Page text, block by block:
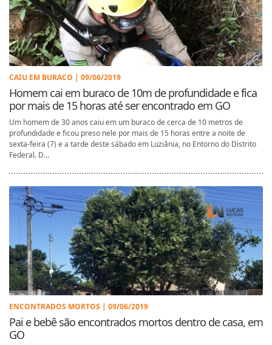
CAIU EM BURACO | 09/06/2019
Homem cai em buraco de 10m de profundidade e fica
por mais de 15 horas até ser encontrado em GO
Um homem de 30 anos caiu em um buraco de cerca de 10 metros de
profundidade e ficou preso nele por mais de 15 horas entre a noite de
sexta-feira (7) e a tarde deste sábado em Luziânia, no Entorno do Distrito
Federal. D...
ENCONTRADOS MORTOS | 09/06/2019
Pai e bebê são encontrados mortos dentro de casa, em
GO